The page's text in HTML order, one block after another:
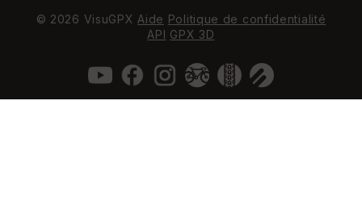
© 2026 VisuGPX Aide Politique de confidentialité
API GPX 3D